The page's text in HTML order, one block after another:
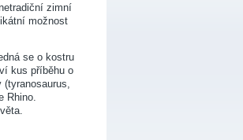
zimní
možnost
se o kostru
kus příběhu o
Rhino.